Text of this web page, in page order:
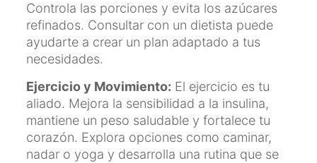
Controla las porciones y evita los azúcares
refinados. Consultar con un dietista puede
ayudarte a crear un plan adaptado a tus
necesidades.
Ejercicio y Movimiento: El ejercicio es tu
aliado. Mejora la sensibilidad a la insulina,
mantiene un peso saludable y fortalece tu
corazón. Explora opciones como caminar,
nadar o yoga y desarrolla una rutina que se